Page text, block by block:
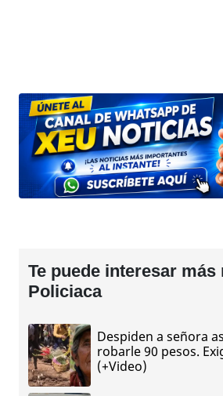
Te puede interesar más
Policiaca
Despiden a señora
robarle 90 pesos.
(+Video)